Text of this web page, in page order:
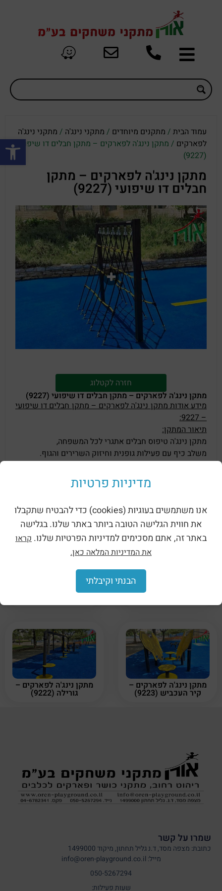
פתח
עמוד הבית / מתקנים מיוחדים / מתקני נינג'ה / מתקני נינג'ה
לפארקים / מתקן נינג'ה לפארקים – מתקן חבלים דו שיפועי
(9227)
מתקן נינג'ה לפארקים – מתקן
חבלים דו שיפועי (9227)
חזרה לקטלוג
מתקן נינג'ה לפארקים – מתקן חבלים דו שיפועי (9227)
מידע אודות מתקן נינג'ה לפארקים – מתקן חבלים דו שיפועי
– 9227:
תיאור המתקן:
מתקן נינג'ה טיפוס חבלים אתגרי לכל המשפחה,
משלב כיף עם פעילות גופנית וחיזוק השרירים והגוף.
מוצרים קשורים
מתקן נינג'ה לפארקים – מתקן נינג'ה לפארקים –
מתקן נינג'ה לפארקים –
קיר העכביש (9223)
מתקן נינג'ה לפארקים –
גורילה (9222)
שמרו על קשר
כתובת: מצפה מסד, ד.נ גליל תחתון, מיקוד 1499000
מייל: info@oren-playground.co.il
050-5267294
שעות פעילות:
מדיניות פרטיות
אנו משתמשים בעוגיות (cookies) כדי להבטיח שתקבלו
את חווית הגלישה הטובה ביותר באתר שלנו. בגלישה
באתר זה, אתם מסכימים למדיניות הפרטיות שלנו. קראו
את המדיניות המלאה כאן.
הבנתי וקיבלתי